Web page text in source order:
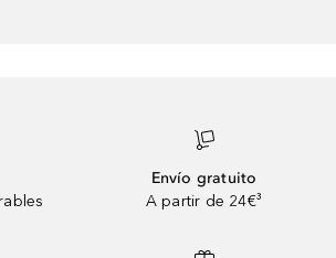
Envío gratuito
A partir de 24€³